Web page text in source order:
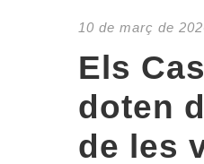
10 de març de
Els
doten
de les